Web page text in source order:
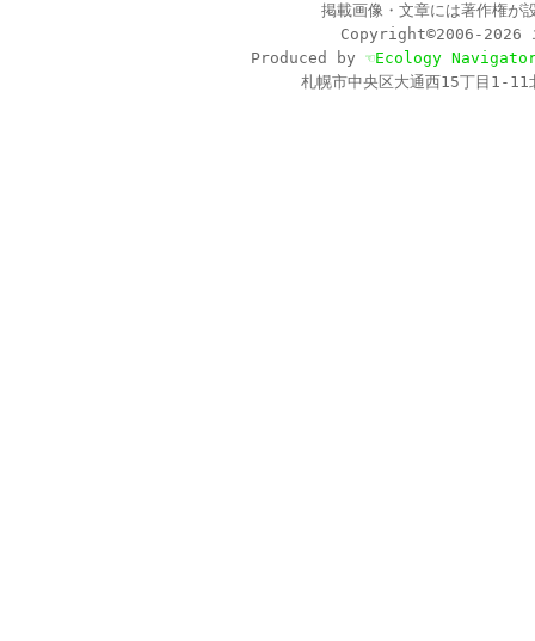
掲載画像・文章には著作権が
Copyright©2006-2026
Produced by ☜Ecology
札幌市中央区大通西15丁目1-